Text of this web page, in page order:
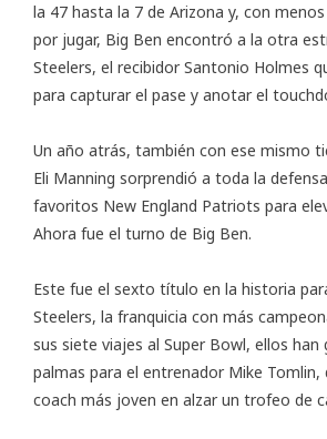
la 47 hasta la 7 de Arizona y, con
por jugar, Big Ben encontró a la otra
Steelers, el recibidor Santonio Holmes
para capturar el pase y anotar el
Un año atrás, también con ese mismo
Eli Manning sorprendió a toda la
favoritos New England Patriots para
Ahora fue el turno de Big Ben.
Este fue el sexto título en la historia
Steelers, la franquicia con más
sus siete viajes al Super Bowl, ellos han
palmas para el entrenador Mike Tomlin,
coach más joven en alzar un trofeo de